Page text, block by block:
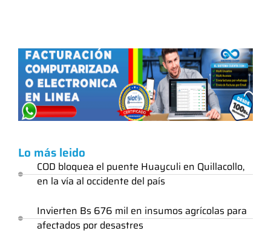
Lo más leido
COD bloquea el puente Huayculi en Quillacollo,
en la vía al occidente del país
Invierten Bs 676 mil en insumos agrícolas para
afectados por desastres